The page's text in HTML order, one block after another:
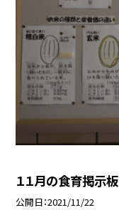
１１月の食育掲示板
公開日 2021/11/22